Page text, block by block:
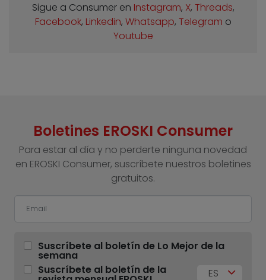
Sigue a Consumer en Instagram, X, Threads,
Facebook, Linkedin, Whatsapp, Telegram o
Youtube
Boletines EROSKI Consumer
Para estar al día y no perderte ninguna novedad
en EROSKI Consumer, suscríbete nuestros boletines
gratuitos.
Suscríbete al boletín de Lo Mejor de la
semana
Suscríbete al boletín de la
ES